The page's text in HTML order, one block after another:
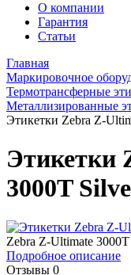
О компании
Гарантия
Статьи
Главная
Маркировочное
Термотрансферные
Металлизированные
Этикетки Zebra Z-
Этикетки
3000T
Zebra Z-Ultimate
Подробное описание
Отзывы 0